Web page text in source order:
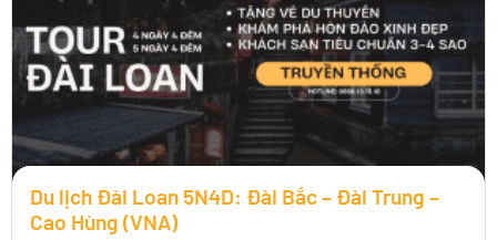
Du lịch Đài Loan 5N4D: Đài Bắc – Đài Trung –
Cao Hùng (VNA)